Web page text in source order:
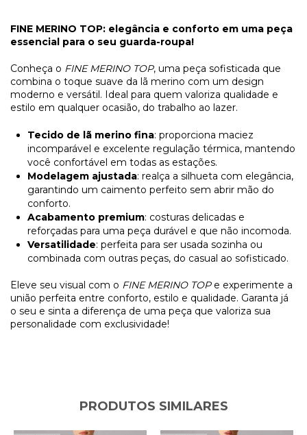
FINE MERINO TOP: elegância e conforto em uma peça
essencial para o seu guarda-roupa!
Conheça o FINE MERINO TOP, uma peça sofisticada que
combina o toque suave da lã merino com um design
moderno e versátil. Ideal para quem valoriza qualidade e
estilo em qualquer ocasião, do trabalho ao lazer.
Tecido de lã merino fina: proporciona maciez
incomparável e excelente regulação térmica, mantendo
você confortável em todas as estações.
Modelagem ajustada: realça a silhueta com elegância,
garantindo um caimento perfeito sem abrir mão do
conforto.
Acabamento premium: costuras delicadas e
reforçadas para uma peça durável e que não incomoda.
Versatilidade: perfeita para ser usada sozinha ou
combinada com outras peças, do casual ao sofisticado.
Eleve seu visual com o FINE MERINO TOPe experimente a
união perfeita entre conforto, estilo e qualidade. Garanta já
o seu e sinta a diferença de uma peça que valoriza sua
personalidade com exclusividade!
PRODUTOS SIMILARES